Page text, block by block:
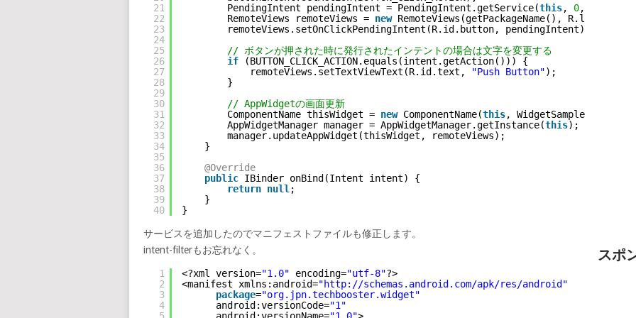
21
22
23
24
25
26
27
28
29
30
31
32
33
34
35
36
37
38
39
40
PendingIntent pendingIntent = PendingIntent.getService(this, 0,
RemoteViews remoteViews = new RemoteViews(getPackageName(),
remoteViews.setOnClickPendingIntent(R.id.button, pendingIntent);
// ボタンが押された時に発行されたインテントの場合は文字を変更する
if
(BUTTON_CLICK_ACTION.equals(intent.getAction())) {
remoteViews.setTextViewText(R.id.text,
"Push Button");
}
// AppWidgetの画面更新
ComponentName thisWidget = new ComponentName(this, WidgetSample.
AppWidgetManager manager = AppWidgetManager.getInstance(this);
manager.updateAppWidget(thisWidget, remoteViews);
}
@Override
public IBinder onBind(Intent intent) {
return null ;
}
}
サービスを追加したのでマニフェストファイルも修正します。
intent-filterもお忘れなく。
1
2
3
4
<?xml version="1.0" encoding="utf-8"?>
<manifest xmlns:android="http://schemas.android.com/apk/res/android "
package="org.jpn.techbooster.widget"
android:versionCode="1"
スポ